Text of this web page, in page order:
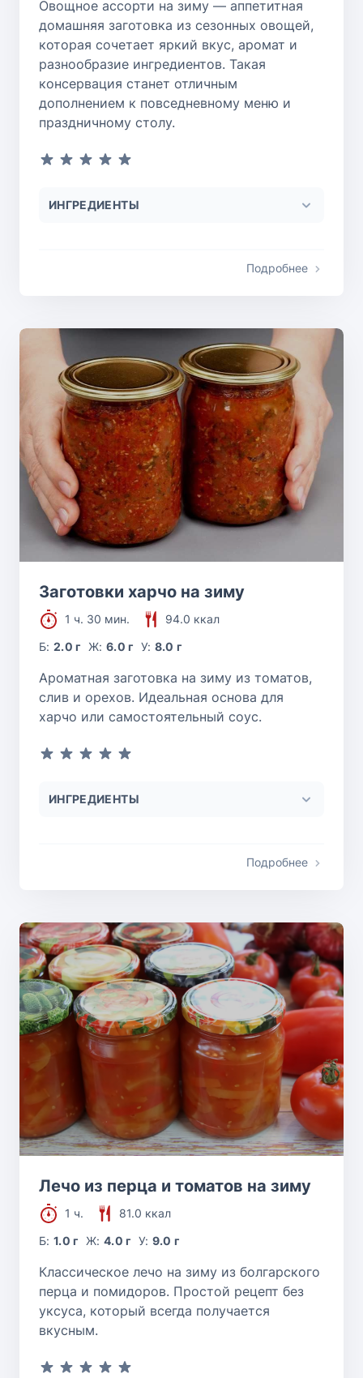
Овощное ассорти на зиму — аппетитная
домашняя заготовка из сезонных овощей,
которая сочетает яркий вкус, аромат и
разнообразие ингредиентов. Такая
консервация станет отличным
дополнением к повседневному меню и
праздничному столу.
ИНГРЕДИЕНТЫ
Подробнее
Заготовки харчо на зиму
1 ч. 30 мин.
94.0 ккал
Б:2.0 г Ж: 6.0 г У: 8.0 г
Ароматная заготовка на зиму из томатов,
слив и орехов. Идеальная основа для
харчо или самостоятельный соус.
ИНГРЕДИЕНТЫ
Подробнее
Лечо из перца и томатов на зиму
1 ч.
81.0 ккал
Б:1.0 г Ж: 4.0 г У: 9.0 г
Классическое лечо на зиму из болгарского
перца и помидоров. Простой рецепт без
уксуса, который всегда получается
вкусным.